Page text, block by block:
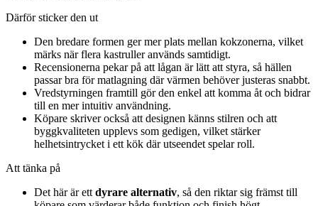
Därför sticker den ut
Den bredare formen ger mer plats mellan kokzonerna, vilket
märks när flera kastruller används samtidigt.
Recensionerna pekar på att lågan är lätt att styra, så hällen
passar bra för matlagning där värmen behöver justeras snabbt.
Vredstyrningen framtill gör den enkel att komma åt och bidrar
till en mer intuitiv användning.
Köpare skriver också att designen känns stilren och att
byggkvaliteten upplevs som gedigen, vilket stärker
helhetsintrycket i ett kök där utseendet spelar roll.
Att tänka på
Det här är ett dyrare alternativ, så den riktar sig främst till